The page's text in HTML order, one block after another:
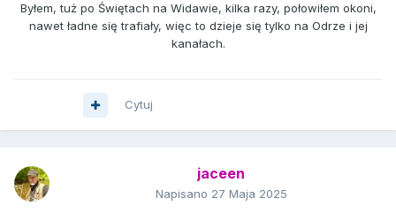
Byłem, tuż po Świętach na Widawie, kilka razy, połowiłem okoni,
nawet ładne się trafiały, więc to dzieje się tylko na Odrze i jej
kanałach.
Cytuj
jaceen
Napisano 27 Maja 2025